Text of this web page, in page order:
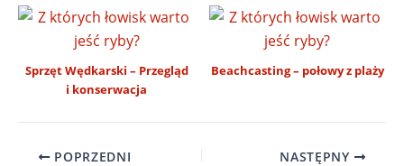
Sprzęt Wędkarski – Przegląd
i konserwacja
Beachcasting – połowy z plaży
POPRZEDNI NASTĘPNY